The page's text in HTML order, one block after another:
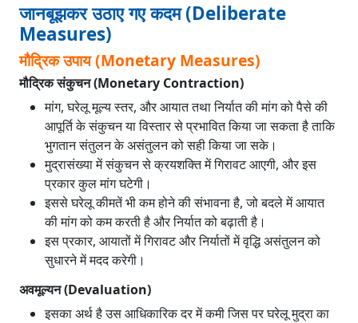
जानबूझकर उठाए गए कदम (Deliberate
Measures)
मौद्रिक उपाय (Monetary Measures)
मौद्रिक संकुचन (Monetary Contraction)
मांग, घरेलू मूल्य स्तर, और आयात तथा निर्यात की मांग को पैसे की
आपूर्ति के संकुचन या विस्तार से प्रभावित किया जा सकता है ताकि
भुगतान संतुलन के असंतुलन को सही किया जा सके।
मुद्रासंख्या में संकुचन से क्रयशक्ति में गिरावट आएगी, और इस
प्रकार कुल मांग घटेगी।
इससे घरेलू कीमतें भी कम होने की संभावना है, जो बदले में आयात
की मांग को कम करती है और निर्यात को बढ़ाती है।
इस प्रकार, आयातों में गिरावट और निर्यातों में वृद्धि असंतुलन को
सुधारने में मदद करेगी।
अवमूल्यन (Devaluation)
इसका अर्थ है उस आधिकारिक दर में कमी जिस पर घरेलू मुद्रा का